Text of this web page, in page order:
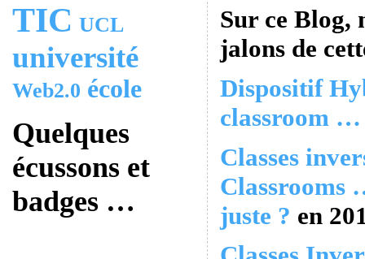
TIC UCL
université
Web2.0 école
Quelques
écussons et
badges …
Sur ce Blog,
jalons de
Dispositif
classroom …
Classes
Classrooms
juste ? en